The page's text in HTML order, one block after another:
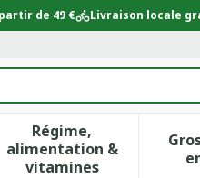
de 49 € Livraison locale
menu pour la
Régime,
alimentation &
vitamines
Afficher le sous-